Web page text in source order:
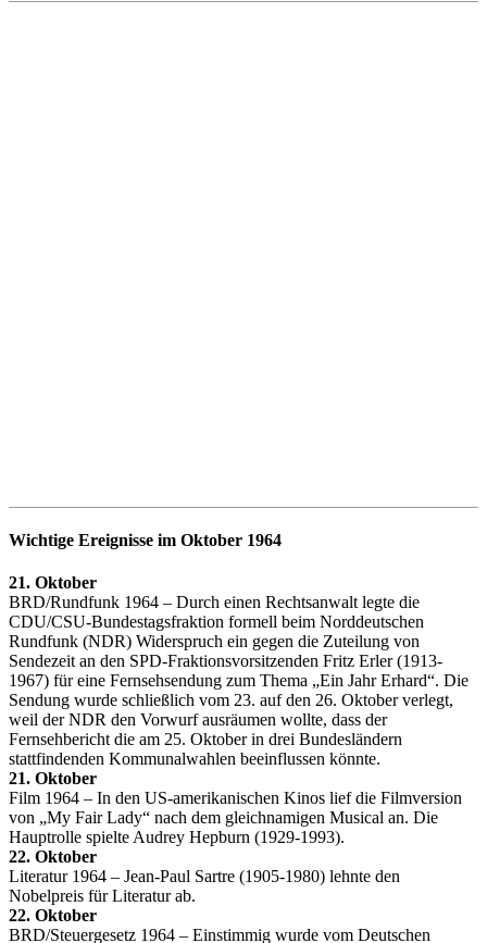
Wichtige Ereignisse im Oktober 1964
21. Oktober
BRD/Rundfunk 1964 – Durch einen Rechtsanwalt legte die
CDU/CSU-Bundestagsfraktion formell beim Norddeutschen
Rundfunk (NDR) Widerspruch ein gegen die Zuteilung von
Sendezeit an den SPD-Fraktionsvorsitzenden Fritz Erler (1913-
1967) für eine Fernsehsendung zum Thema „Ein Jahr Erhard“. Die
Sendung wurde schließlich vom 23. auf den 26. Oktober verlegt,
weil der NDR den Vorwurf ausräumen wollte, dass der
Fernsehbericht die am 25. Oktober in drei Bundesländern
stattfindenden Kommunalwahlen beeinflussen könnte.
21. Oktober
Film 1964 – In den US-amerikanischen Kinos lief die Filmversion
von „My Fair Lady“ nach dem gleichnamigen Musical an. Die
Hauptrolle spielte Audrey Hepburn (1929-1993).
22. Oktober
Literatur 1964 – Jean-Paul Sartre (1905-1980) lehnte den
Nobelpreis für Literatur ab.
22. Oktober
BRD/Steuergesetz 1964 – Einstimmig wurde vom Deutschen